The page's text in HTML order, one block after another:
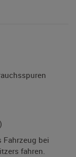
Fahrzeug bei
fahren.